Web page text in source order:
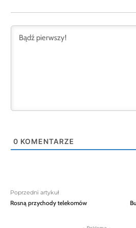
0 KOMENTARZE
Poprzedni artykuł
Rosną przychody telekomów